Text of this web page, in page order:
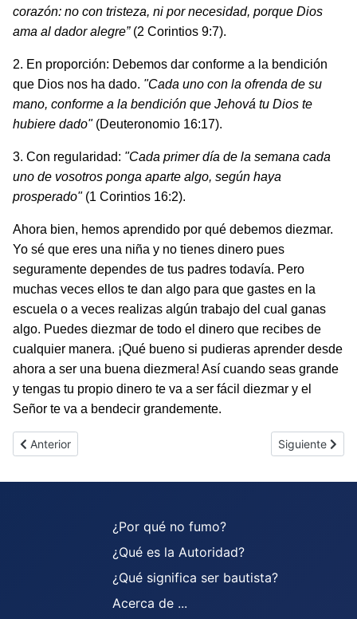
corazón: no con tristeza, ni por necesidad, porque Dios
ama al dador alegre”(2 Corintios 9:7).
2. En proporción: Debemos dar conforme a la bendi­ción
que Dios nos ha dado. "Cada uno con la ofrenda de su
mano, conforme a la bendición que Jehová tu Dios te
hubiere dado" (Deuteronomio 16:17).
3. Con regularidad: "Cada primer día de la semana cada
uno de vosotros ponga aparte algo, según haya
prosperado" (1 Corintios 16:2).
Ahora bien, hemos aprendido por qué debemos diez­mar.
Yo sé que eres una niña y no tienes dinero pues
seguramente dependes de tus padres todavía. Pero
muchas veces ellos te dan algo para que gastes en la
escuela o a veces realizas algún trabajo del cual ganas
algo. Puedes diezmar de todo el dinero que recibes de
cualquier manera. ¡Qué bueno si pudieras aprender desde
ahora a ser una buena diezmera! Así cuando seas grande
y tengas tu propio dinero te va a ser fácil diezmar y el
Señor te va a bendecir grandemente.
Artículo anterior: Talentos Misioneros
Anterior Artículo
Siguiente
¿Por qué no fumo?
¿Qué es la Autoridad?
¿Qué significa ser bautista?
Acerca de ...